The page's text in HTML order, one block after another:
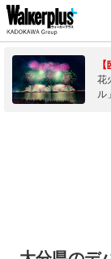
花
ル